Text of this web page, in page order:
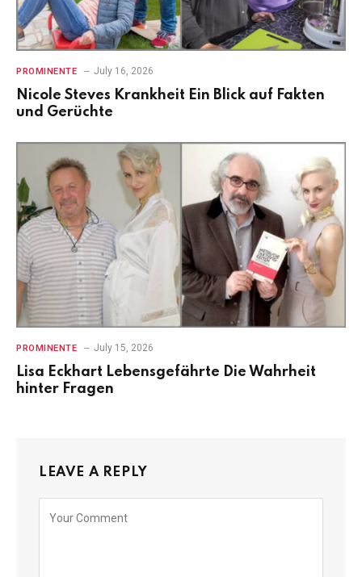
PROMINENTE July 16, 2026
Nicole Steves Krankheit Ein Blick auf Fakten
und Gerüchte
PROMINENTE July 15, 2026
Lisa Eckhart Lebensgefährte Die Wahrheit
hinter Fragen
LEAVE A REPLY